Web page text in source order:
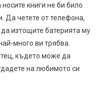
книги не би било
Да четете от телефона,
изтощите батерията му
много ви трябва.
където може да
на любимото си